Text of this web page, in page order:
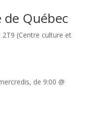
de Québec
2T9 (Centre culture et
de 9:00 @